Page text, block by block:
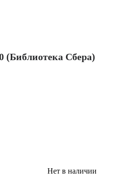
(Библиотека Сбера)
Нет в наличии